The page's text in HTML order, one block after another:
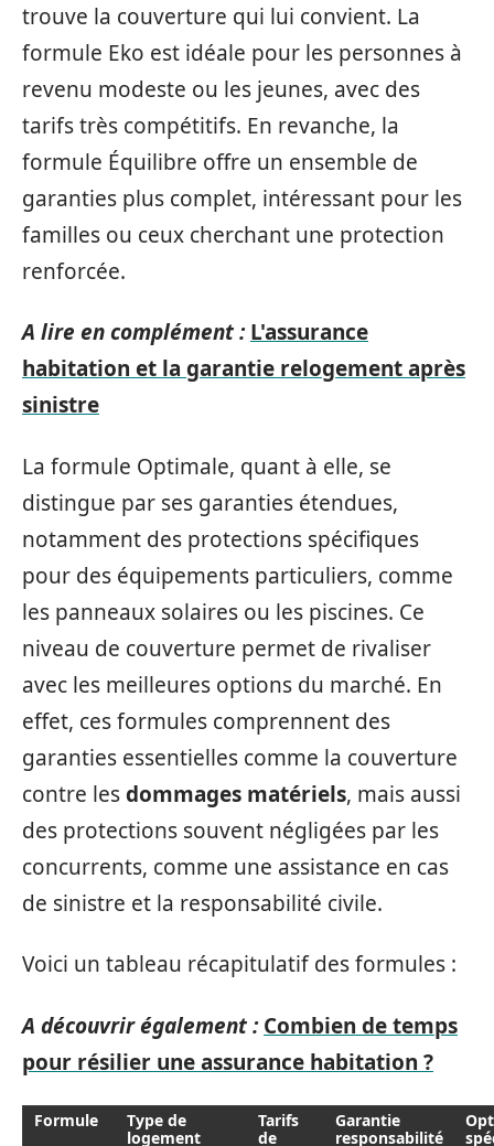
trouve la couverture qui lui convient. La
formule Eko est idéale pour les personnes à
revenu modeste ou les jeunes, avec des
tarifs très compétitifs. En revanche, la
formule Équilibre offre un ensemble de
garanties plus complet, intéressant pour les
familles ou ceux cherchant une protection
renforcée.
A lire en complément : L'assurance
habitation et la garantie relogement après
sinistre
La formule Optimale, quant à elle, se
distingue par ses garanties étendues,
notamment des protections spécifiques
pour des équipements particuliers, comme
les panneaux solaires ou les piscines. Ce
niveau de couverture permet de rivaliser
avec les meilleures options du marché. En
effet, ces formules comprennent des
garanties essentielles comme la couverture
contre lesdommages matériels, mais aussi
des protections souvent négligées par les
concurrents, comme une assistance en cas
de sinistre et la responsabilité civile.
Voici un tableau récapitulatif des formules :
A découvrir également : Combien de temps
pour résilier une assurance habitation ?
Formule
Type de
logement
Tarifs
de
Garantie
responsabilité